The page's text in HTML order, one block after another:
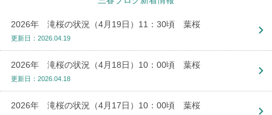
2026年 滝桜の状況（4月19日）11：30頃 葉桜
更新日：2026.04.19
2026年 滝桜の状況（4月18日）10：00頃 葉桜
更新日：2026.04.18
2026年 滝桜の状況（4月17日）10：00頃 葉桜